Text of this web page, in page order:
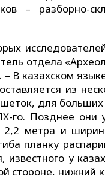
– разборно-
отдела
В казахском
из
для
го. Позднее они
2,2 метра и
планку
у
стороне, нижний